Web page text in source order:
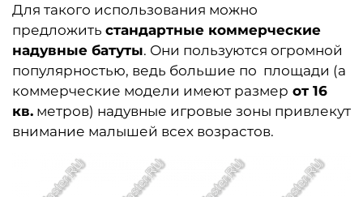
Для такого использования можно
предложить стандартные коммерческие
надувные батуты. Они пользуются огромной
популярностью, ведь большие по площади (а
коммерческие модели имеют размер от 16
кв. метров) надувные игровые зоны привлекут
внимание малышей всех возрастов.